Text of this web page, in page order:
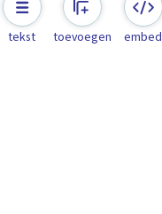
tekst toevoegen embed